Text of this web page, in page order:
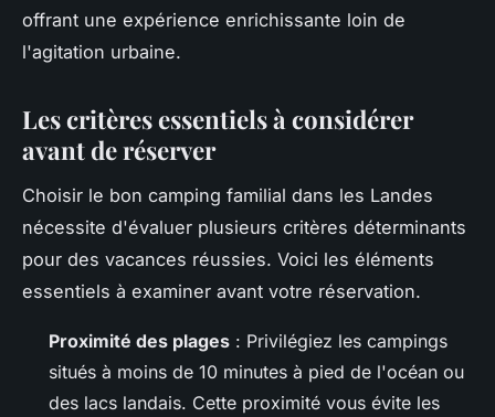
offrant une expérience enrichissante loin de
l'agitation urbaine.
Les critères essentiels à considérer
avant de réserver
Choisir le bon camping familial dans les Landes
nécessite d'évaluer plusieurs critères déterminants
pour des vacances réussies. Voici les éléments
essentiels à examiner avant votre réservation.
Proximité des plages : Privilégiez les campings
situés à moins de 10 minutes à pied de l'océan ou
des lacs landais. Cette proximité vous évite les